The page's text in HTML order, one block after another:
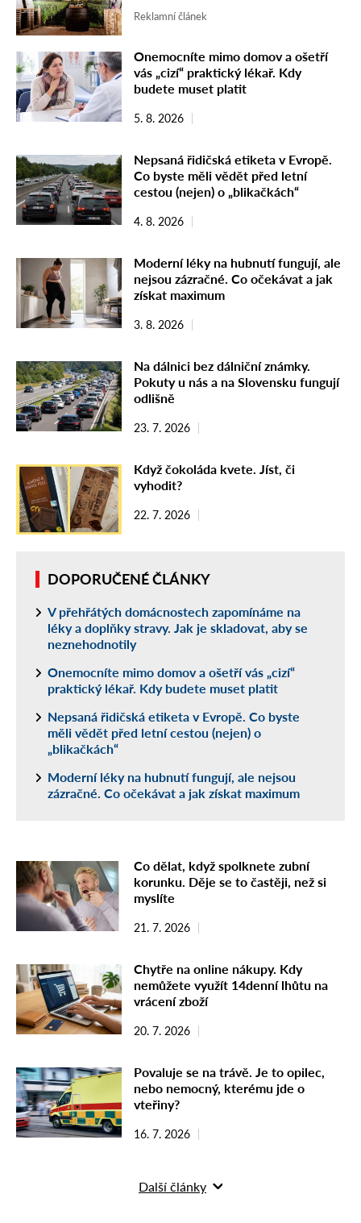
Reklamní článek
Onemocníte mimo domov a ošetří
vás „cizí“ praktický lékař. Kdy
budete muset platit
5. 8. 2026
Nepsaná řidičská etiketa v Evropě.
Co byste měli vědět před letní
cestou (nejen) o „blikačkách“
4. 8. 2026
Moderní léky na hubnutí fungují, ale
nejsou zázračné. Co očekávat a jak
získat maximum
3. 8. 2026
Na dálnici bez dálniční známky.
Pokuty u nás a na Slovensku fungují
odlišně
23. 7. 2026
Když čokoláda kvete. Jíst, či
vyhodit?
22. 7. 2026
DOPORUČENÉ ČLÁNKY
V přehřátých domácnostech zapomínáme na
léky a doplňky stravy. Jak je skladovat, aby se
neznehodnotily
Onemocníte mimo domov a ošetří vás „cizí“
praktický lékař. Kdy budete muset platit
Nepsaná řidičská etiketa v Evropě. Co byste
měli vědět před letní cestou (nejen) o
„blikačkách“
Moderní léky na hubnutí fungují, ale nejsou
zázračné. Co očekávat a jak získat maximum
Co dělat, když spolknete zubní
korunku. Děje se to častěji, než si
myslíte
21. 7. 2026
Chytře na online nákupy. Kdy
nemůžete využít 14denní lhůtu na
vrácení zboží
20. 7. 2026
Povaluje se na trávě. Je to opilec,
nebo nemocný, kterému jde o
vteřiny?
16. 7. 2026
Další články